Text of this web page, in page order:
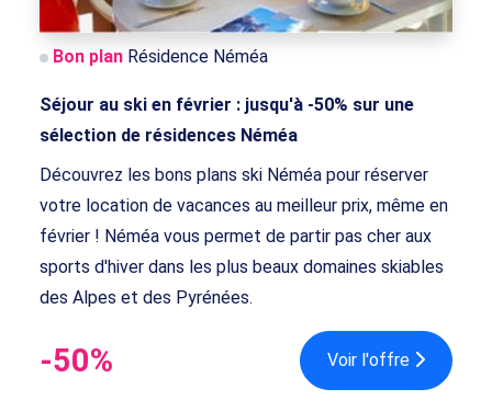
Bon plan Résidence Néméa
Séjour au ski en février : jusqu'à -50% sur une
sélection de résidences Néméa
Découvrez les bons plans ski Néméa pour réserver
votre location de vacances au meilleur prix, même en
février ! Néméa vous permet de partir pas cher aux
sports d'hiver dans les plus beaux domaines skiables
des Alpes et des Pyrénées.
-50% Voir l'offre